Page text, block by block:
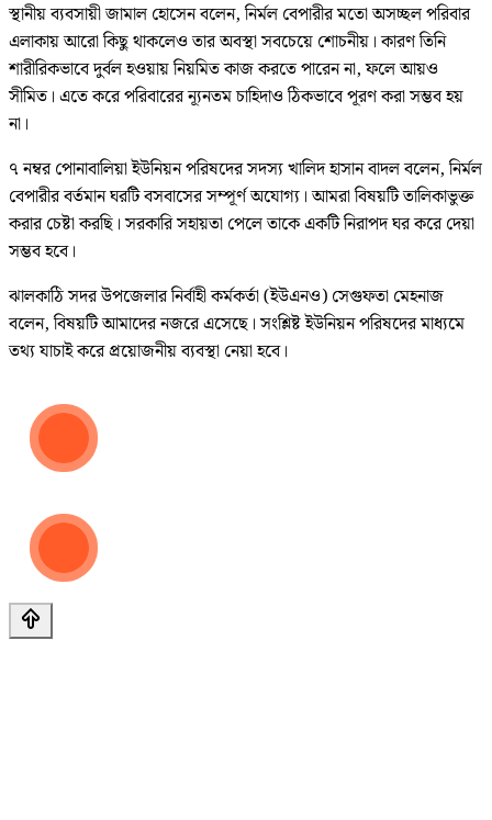
‎স্থানীয় ব্যবসায়ী জামাল হোসেন বলেন, নির্মল বেপারীর মতো অসচ্ছল পরিবার
এলাকায় আরো কিছু থাকলেও তার অবস্থা সবচেয়ে শোচনীয়। কারণ তিনি
শারীরিকভাবে দুর্বল হওয়ায় নিয়মিত কাজ করতে পারেন না, ফলে আয়ও
সীমিত। এতে করে পরিবারের ন্যূনতম চাহিদাও ঠিকভাবে পূরণ করা সম্ভব হয়
না।
৭ নম্বর পোনাবালিয়া ‎ইউনিয়ন পরিষদের সদস্য খালিদ হাসান বাদল বলেন, নির্মল
বেপারীর বর্তমান ঘরটি বসবাসের সম্পূর্ণ অযোগ্য। আমরা বিষয়টি তালিকাভুক্ত
করার চেষ্টা করছি। সরকারি সহায়তা পেলে তাকে একটি নিরাপদ ঘর করে দেয়া
সম্ভব হবে।
‎ঝালকাঠি সদর উপজেলার নির্বাহী কর্মকর্তা (ইউএনও) সেগুফতা মেহনাজ
বলেন, বিষয়টি আমাদের নজরে এসেছে। সংশ্লিষ্ট ইউনিয়ন পরিষদের মাধ্যমে
তথ্য যাচাই করে প্রয়োজনীয় ব্যবস্থা নেয়া হবে।